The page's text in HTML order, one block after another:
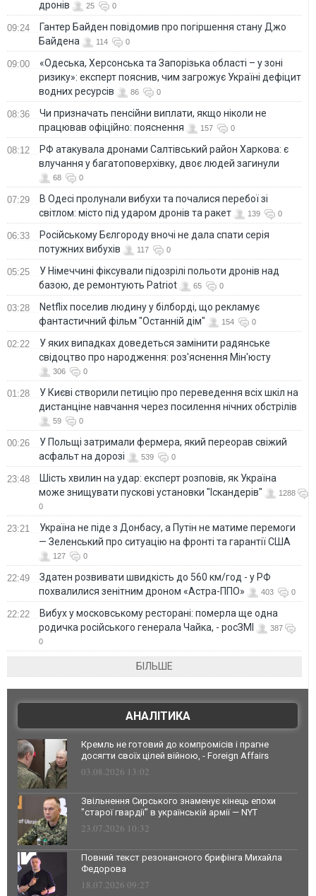
дронів
25 0
09:24
Гантер Байден повідомив про погіршення стану Джо
Байдена
114 0
09:00
«Одеська, Херсонська та Запорізька області – у зоні
ризику»: експерт пояснив, чим загрожує Україні дефіцит
водних ресурсів
86 0
08:36
Чи призначать пенсійни виплати, якщо ніколи не
працював офіційно: пояснення
157 0
08:12
РФ атакувала дронами Салтівський район Харкова: є
влучання у багатоповерхівку, двоє людей загинули
68 0
07:29
В Одесі пролунали вибухи та почалися перебої зі
світлом: місто під ударом дронів та ракет
139 0
06:33
Російському Бєлгороду вночі не дала спати серія
потужних вибухів
117 0
05:25
У Німеччині фіксували підозрілі польоти дронів над
базою, де ремонтують Patriot
65 0
03:28
Netflix поселив людину у білборді, що рекламує
фантастичний фільм "Останній дім"
154 0
02:22
У яких випадках доведеться замінити радянське
свідоцтво про народження: роз'яснення Мін'юсту
306 0
01:28
У Києві створили петицію про переведення всіх шкіл на
дистанціне навчання через посилення нічних обстрілів
59 0
00:26
У Польщі затримали фермера, який переорав свіжий
асфальт на дорозі
539 0
23:48
Шість хвилин на удар: експерт розповів, як Україна
може знищувати пускові установки "Іскандерів"
1288
0
23:21
Україна не піде з Донбасу, а Путін не матиме перемоги
— Зеленський про ситуацію на фронті та гарантії США
127 0
22:49
Здатен розвивати швидкість до 560 км/год - у РФ
похвалилися зенітним дроном «Астра-ППО»
403 0
22:22
Вибух у московському ресторані: померла ще одна
родичка російського генерала Чайка, - росЗМІ
387
0
БІЛЬШЕ
АНАЛІТИКА
Кремль не готовий до компромісів і прагне
досягти своїх цілей війною, - Foreign Affairs
03.08.2026 13:02
Звільнення Сирського знаменує кінець епохи
"старої гвардії" в українській армії — NYT
23.07.2026 10:32
Повний текст резонансного брифінга Михайла
Федорова
18.07.2026 09:27